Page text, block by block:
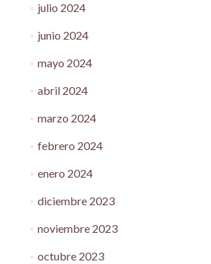
julio 2024
junio 2024
mayo 2024
abril 2024
marzo 2024
febrero 2024
enero 2024
diciembre 2023
noviembre 2023
octubre 2023